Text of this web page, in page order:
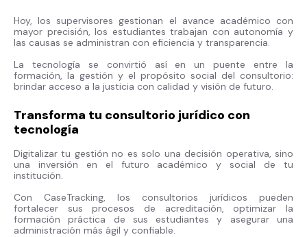
Hoy, los supervisores gestionan el avance académico con
mayor precisión, los estudiantes trabajan con autonomía y
las causas se administran con eficiencia y transparencia.
La tecnología se convirtió así en un puente entre la
formación, la gestión y el propósito social del consultorio:
brindar acceso a la justicia con calidad y visión de futuro.
Transforma tu consultorio jurídico con
tecnología
Digitalizar tu gestión no es solo una decisión operativa, sino
una inversión en el futuro académico y social de tu
institución.
Con CaseTracking, los consultorios jurídicos pueden
fortalecer sus procesos de acreditación, optimizar la
formación práctica de sus estudiantes y asegurar una
administración más ágil y confiable.